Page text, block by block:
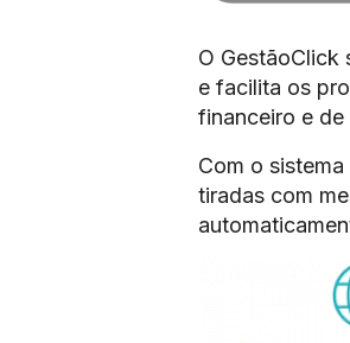
O GestãoClick
e facilita os
financeiro e de
Com o
tiradas com